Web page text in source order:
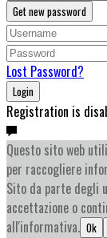
Get new password
Lost Password?
Login
Registration is
Questo sito web
per raccogliere
Sito da parte degli
accettazione o
all'informativa. Ok